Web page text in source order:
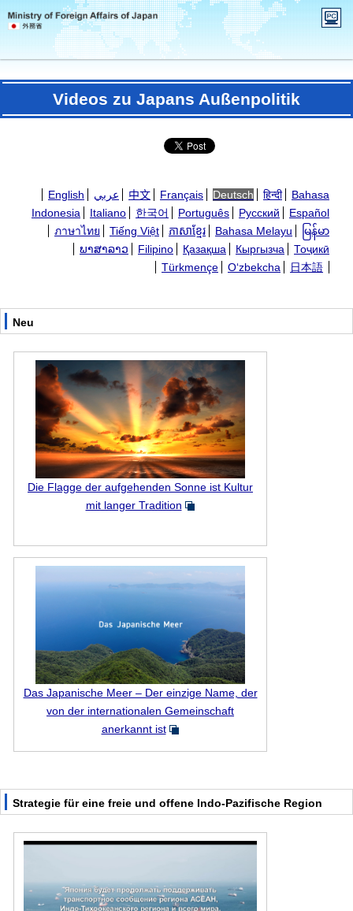
Videos zu Japans Außenpolitik
English عربي 中文 Français Deutsch हिन्दी
Bahasa
Indonesia
Italiano 한국어 Português Русский
Español
ภาษาไทย
Tiếng Việt ភាសាខ្មែរ Bahasa Melayu
မြန်မာ
ພາສາລາວ
Filipino Қазақша Кыргызча
Тоҷикӣ
Türkmençe
Oʻzbekcha 日本語
Neu
Die Flagge der aufgehenden Sonne ist Kultur
mit langer Tradition
Das Japanische Meer – Der einzige Name, der
von der internationalen Gemeinschaft
anerkannt ist
Strategie für eine freie und offene Indo-Pazifische Region